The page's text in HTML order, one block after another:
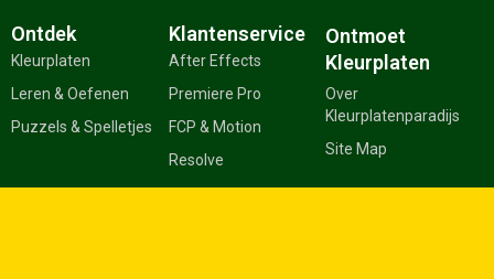
Ontdek
Kleurplaten
Leren & Oefenen
Puzzels & Spelletjes
Klantenservice
After Effects
Premiere Pro
FCP & Motion
Resolve
Ontmoet
Kleurplaten
Over
Kleurplatenparadijs
Site Map